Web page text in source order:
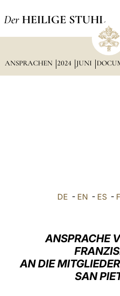
Der HEILIGE STUHL
ANSPRACHEN 2024 JUNI
DE - EN - ES -
ANSPRACHE
AN DIE
SAN